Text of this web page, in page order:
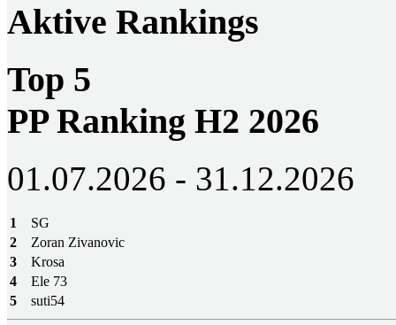
Aktive Rankings
Top 5
PP Ranking H2 2026
01.07.2026 - 31.12.2026
1
SG
2
Zoran Zivanovic
3
Krosa
4
Ele 73
5
suti54